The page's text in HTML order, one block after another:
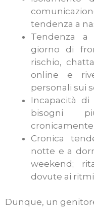
tendenza a
Tendenza
giorno di
rischio,
online e
personali sui
Incapacità di
bisogni
cronicamente
Cronica
notte e a
weekend;
dovute ai
Dunque, un